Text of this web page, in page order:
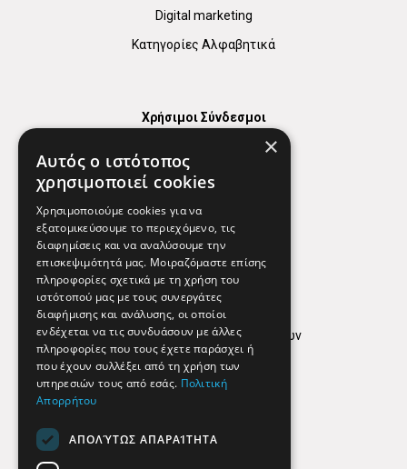
Digital marketing
Κατηγορίες Αλφαβητικά
Χρήσιμοι Σύνδεσμοι
Χρήσιμα Τηλέφωνα
Εφημερεύοντα Φαρμακεία
Απόρρητο
Όροι Χρήσης
Πολιτική προστασίας δεδομένων
Findhere
Social Media
×
Αυτός ο ιστότοπος
χρησιμοποιεί cookies
Χρησιμοποιούμε cookies για να
εξατομικεύσουμε το περιεχόμενο, τις
διαφημίσεις και να αναλύσουμε την
επισκεψιμότητά μας. Μοιραζόμαστε επίσης
πληροφορίες σχετικά με τη χρήση του
ιστότοπού μας με τους συνεργάτες
διαφήμισης και ανάλυσης, οι οποίοι
ενδέχεται να τις συνδυάσουν με άλλες
πληροφορίες που τους έχετε παράσχει ή
που έχουν συλλέξει από τη χρήση των
υπηρεσιών τους από εσάς. Πολιτική
Απορρήτου
ΑΠΟΛΎΤΩΣ ΑΠΑΡΑΊΤΗΤΑ